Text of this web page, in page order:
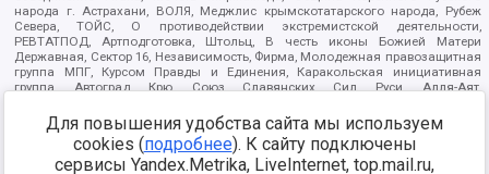
народа г. Астрахани, ВОЛЯ, Меджлис крымскотатарского народа, Рубеж
Севера, ТОЙС, О противодействии экстремистской деятельности,
РЕВТАТПОД, Артподготовка, Штольц, В честь иконы Божией Матери
Державная, Сектор 16, Независимость, Фирма, Молодежная правозащитная
группа МПГ, Курсом Правды и Единения, Каракольская инициативная
группа, Автоград Крю, Союз Славянских Сил Руси, Алля-Аят,
Арестантское уголовное единство, Башкорт, Нация и свобода, W.H.С., Фалунь
Дафа, Иртыш Ultras, Русский Патриотический клуб-Новокузнецк/РПК,
Сибирский державный союз, Фонд борьбы с коррупцией, Фонд защиты прав
граждан, Штабы Навального, Совет граждан СССР Прикубанского округа г.
Для повышения удобства сайта мы используем
cookies (подробнее). К сайту подключены
сервисы Yandex.Metrika, LiveInternet, top.mail.ru,